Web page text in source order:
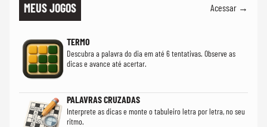
MEUS JOGOS Acessar →
TERMO
Descubra a palavra do dia em até 6 tentativas. Observe as
dicas e avance até acertar.
PALAVRAS CRUZADAS
Interprete as dicas e monte o tabuleiro letra por letra, no seu
ritmo.